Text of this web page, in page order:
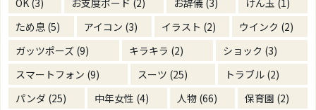
ため息 (5) アイコン (3) イラスト (2) ウインク (2)
ガッツポーズ (9) キラキラ (2) ショック (3)
スマートフォン (9) スーツ (25) トラブル (2)
パンダ (25) 中年女性 (4) 人物(66) 保育園 (2)